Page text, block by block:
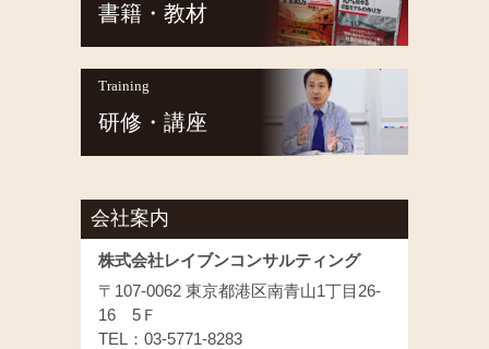
書籍・教材
Training
研修・講座
会社案内
株式会社レイブンコンサルティング
〒107-0062 東京都港区南青山1丁目26-
16 5Ｆ
TEL：03-5771-8283